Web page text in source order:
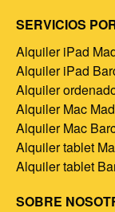
SERVICIOS
Alquiler iPad
Alquiler iPad
Alquiler
Alquiler Mac
Alquiler Mac
Alquiler tablet
Alquiler tablet
SOBRE